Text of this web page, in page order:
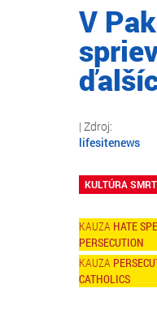
V
lifesitenews
KULTÚRA
HATE
PERSECUTION
CATHOLICS